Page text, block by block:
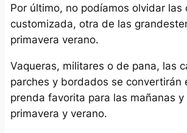
Por último, no podíamos olvidar las
customizada, otra de las
primavera verano.
Vaqueras, militares o de pana, las
parches y bordados se convertirán
prenda favorita para las mañanas y
primavera y verano.